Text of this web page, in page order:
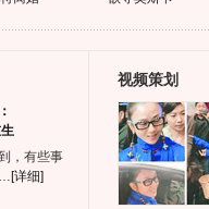
，有些事
[详细]
视频策划